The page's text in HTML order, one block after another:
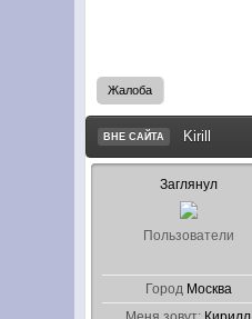
Жалоба
ВНЕ САЙТА Kirill
Заглянул
Пользователи
Город Москва